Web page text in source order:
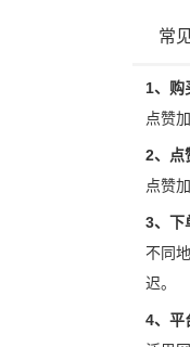
常
1、购
点赞
2、点
点赞
3、下
不同
迟。
4、平